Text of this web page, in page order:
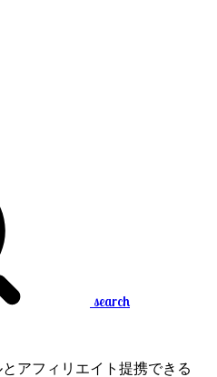
search
アフィリエイト提携できる